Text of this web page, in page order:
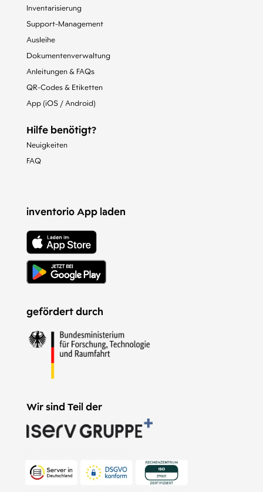
Inventarisierung
Support-Management
Ausleihe
Dokumentenverwaltung
Anleitungen & FAQs
QR-Codes & Etiketten
App (iOS / Android)
Hilfe benötigt?
Neuigkeiten
FAQ
inventorio App laden
gefördert durch
Wir sind Teil der